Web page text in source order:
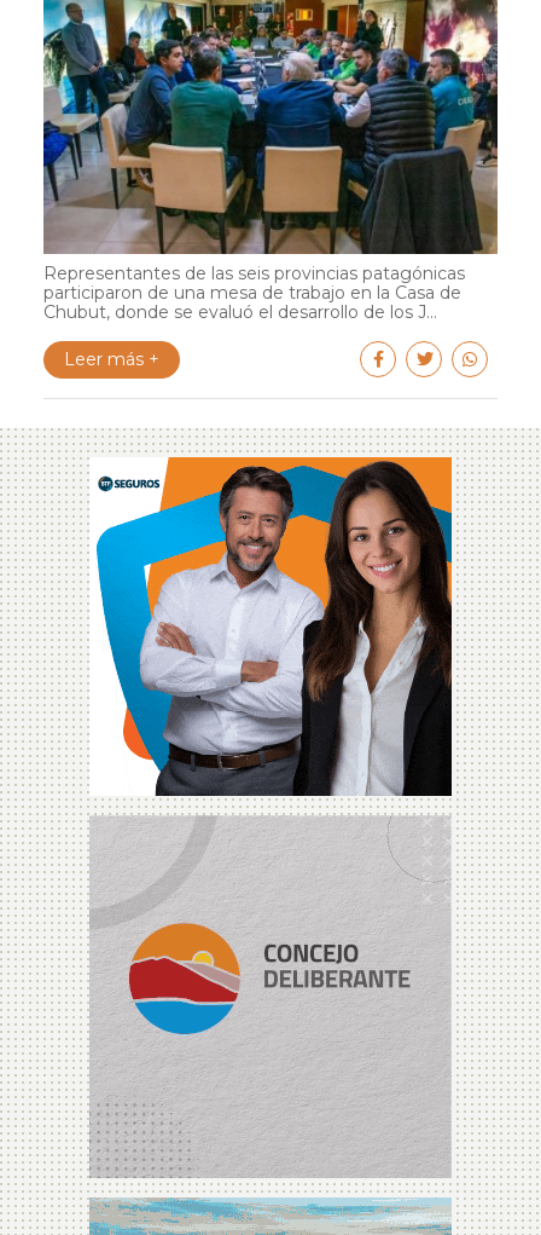
Representantes de las seis provincias patagónicas
participaron de una mesa de trabajo en la Casa de
Chubut, donde se evaluó el desarrollo de los J...
Leer más +